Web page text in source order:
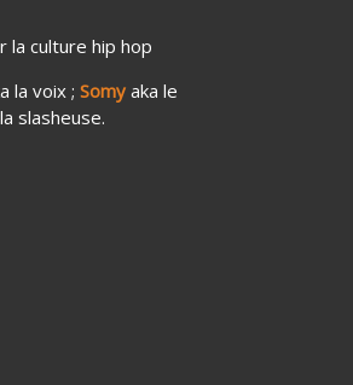
la culture hip hop
la voix ; Somy aka le
slasheuse.